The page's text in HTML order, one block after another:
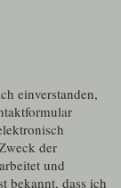
einverstanden,
der
und
bekannt, dass ich